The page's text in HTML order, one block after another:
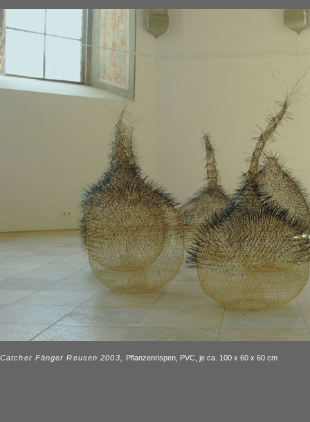
Catcher Fänger Reusen 2003, Pflanzenrispen, PVC, je ca. 100 x 60 x 60 cm